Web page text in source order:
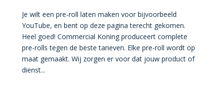
Je wilt een pre-roll laten maken voor bijvoorbeeld
YouTube, en bent op deze pagina terecht gekomen.
Heel goed! Commercial Koning produceert complete
pre-rolls tegen de beste tarieven. Elke pre-roll wordt op
maat gemaakt. Wij zorgen er voor dat jouw product of
dienst...